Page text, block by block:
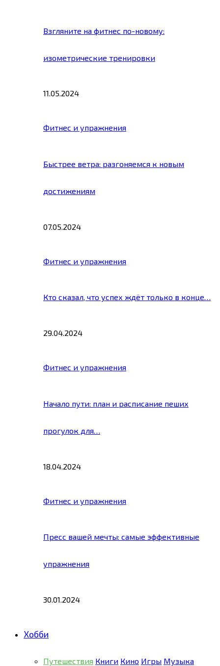
Взгляните на фитнес по-новому:
изометрические тренировки
11.05.2024
Фитнес и упражнения
Быстрее ветра: разгоняемся к новым
достижениям
07.05.2024
Фитнес и упражнения
Кто сказал, что успех ждёт только в конце…
29.04.2024
Фитнес и упражнения
Начало пути: план и расписание пеших
прогулок для…
18.04.2024
Фитнес и упражнения
Пресс вашей мечты: самые эффективные
упражнения
30.01.2024
Хобби
Путешествия Книги Кино Игры Музыка